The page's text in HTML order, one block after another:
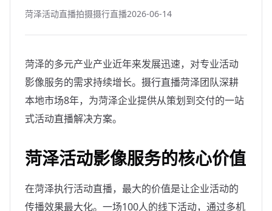
菏泽活动直播拍摄摄行直播2026-06-14
菏泽的多元产业产业近年来发展迅速，对专业活动
影像服务的需求持续增长。摄行直播菏泽团队深耕
本地市场8年，为菏泽企业提供从策划到交付的一站
式活动直播解决方案。
菏泽活动影像服务的核心价值
在菏泽执行活动直播，最大的价值是让企业活动的
传播效果最大化。一场100人的线下活动，通过多机